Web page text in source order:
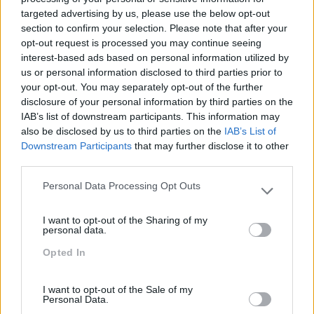
targeted advertising by us, please use the below opt-out
section to confirm your selection. Please note that after your
opt-out request is processed you may continue seeing
interest-based ads based on personal information utilized by
us or personal information disclosed to third parties prior to
your opt-out. You may separately opt-out of the further
disclosure of your personal information by third parties on the
IAB’s list of downstream participants. This information may
also be disclosed by us to third parties on the IAB’s List of
Downstream Participants that may further disclose it to other
Please note that this website/app uses one or more Google
not limited to your visit or usage behaviour. You may click to
grant or deny consent to Google and its third-party tags to
use your data for below specified purposes in below Google
Personal Data Processing Opt Outs
I want to opt-out of the Sharing of my
personal data.
Opted In
I want to opt-out of the Sale of my
Personal Data.
jogo ‘Os Exploradores®’ desenvolvido pela
SKOLAE Formação, os participantes são
comprometidos com o seu próprio processo de
desenvolvimento, de forma lúdica e divertida. Em
torno de uma narrativa original, os conceitos
teóricos são explicados sob a forma de regras do
jogo e aplicados em várias provas: perguntas,role
plays
, estudos de caso, cenarização entre outras.
Identificar os fatores diferenciadores na
suporte da NOVA SBE, definir táticas para construir
uma relação emocional com os clientes e utilizar
com a marca e aumentar a sua satisfação, iniciando
Customer Experience Life Changing